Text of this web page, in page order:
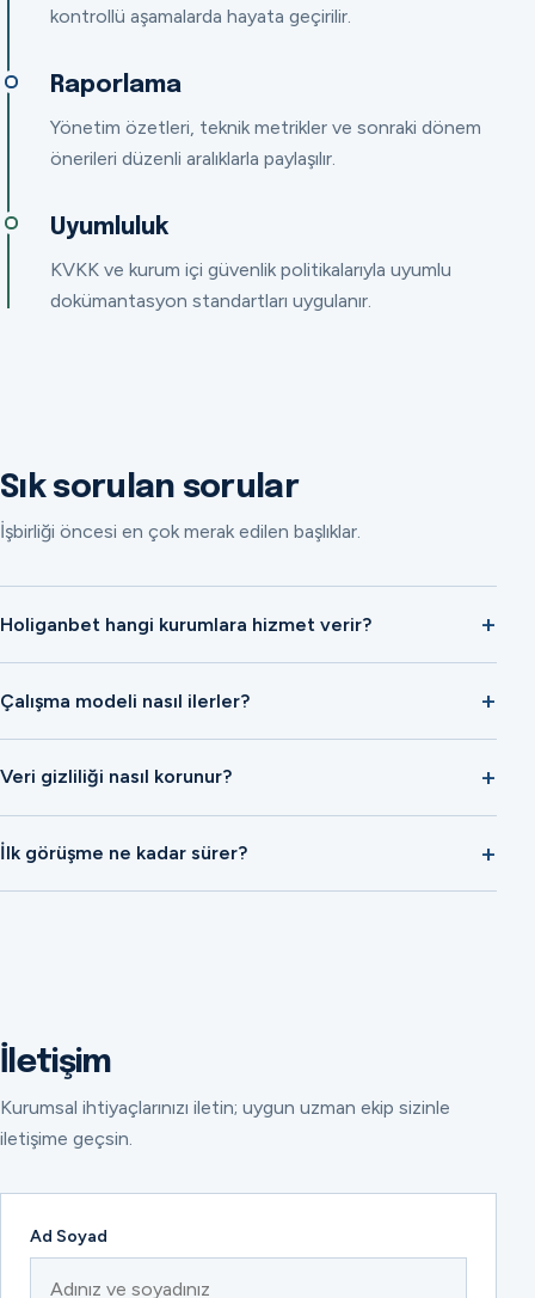
kontrollü aşamalarda hayata geçirilir.
Raporlama
Yönetim özetleri, teknik metrikler ve sonraki dönem
önerileri düzenli aralıklarla paylaşılır.
Uyumluluk
KVKK ve kurum içi güvenlik politikalarıyla uyumlu
dokümantasyon standartları uygulanır.
Sık sorulan sorular
İşbirliği öncesi en çok merak edilen başlıklar.
Holiganbet hangi kurumlara hizmet verir?
Çalışma modeli nasıl ilerler?
Veri gizliliği nasıl korunur?
İlk görüşme ne kadar sürer?
İletişim
Kurumsal ihtiyaçlarınızı iletin; uygun uzman ekip sizinle
iletişime geçsin.
Ad Soyad